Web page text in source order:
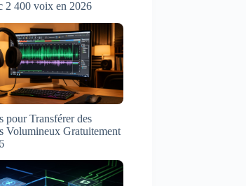
2 400 voix en 2026
pour Transférer des
Volumineux Gratuitement